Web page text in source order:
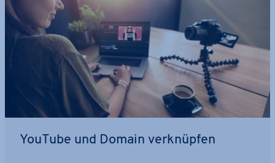
YouTube und Domain ver­knüp­fen